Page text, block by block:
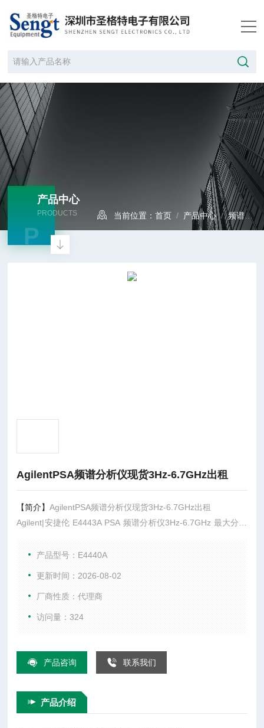
产品中心
PRODUCTS
P
当前位置：首页 / 产品中心/频谱分析仪
AgilentPSA频谱分析仪现货3Hz-6.7GHz出租
【简介】AgilentPSA频谱分析仪现货3Hz-6.7GHz出租
Agilent|安捷伦 E4443A PSA 频谱分析仪3Hz-6.7GHz 最大分析
NL -169 dBm 1 GHz 时，10 kHz 频偏处的相位噪声 -118 dBc/
产品型号：E4440A
更新时间：2026-08-02
厂商性质：代理商
访问量：324
产品咨询 联系我们
产品介绍